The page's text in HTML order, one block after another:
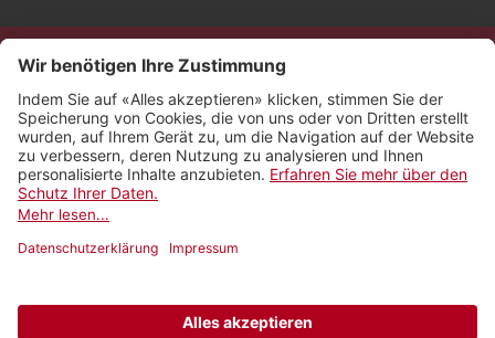
Kontakt
Impressum
Rechtliches
Netiquette